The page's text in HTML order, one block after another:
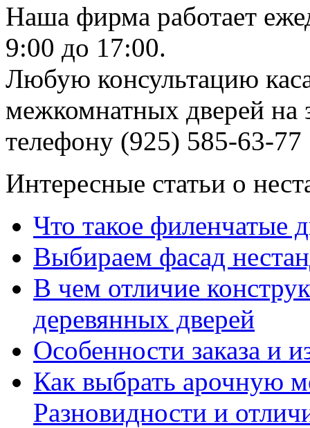
Наша фирма работает
9:00 до 17:00.
Любую консультацию
межкомнатных дверей на
телефону (925) 585-63-77
Интересные статьи о
Что такое филенчатые
Выбираем фасад
В чем отличие
деревянных дверей
Особенности заказа и
Как выбрать арочную
Разновидности и